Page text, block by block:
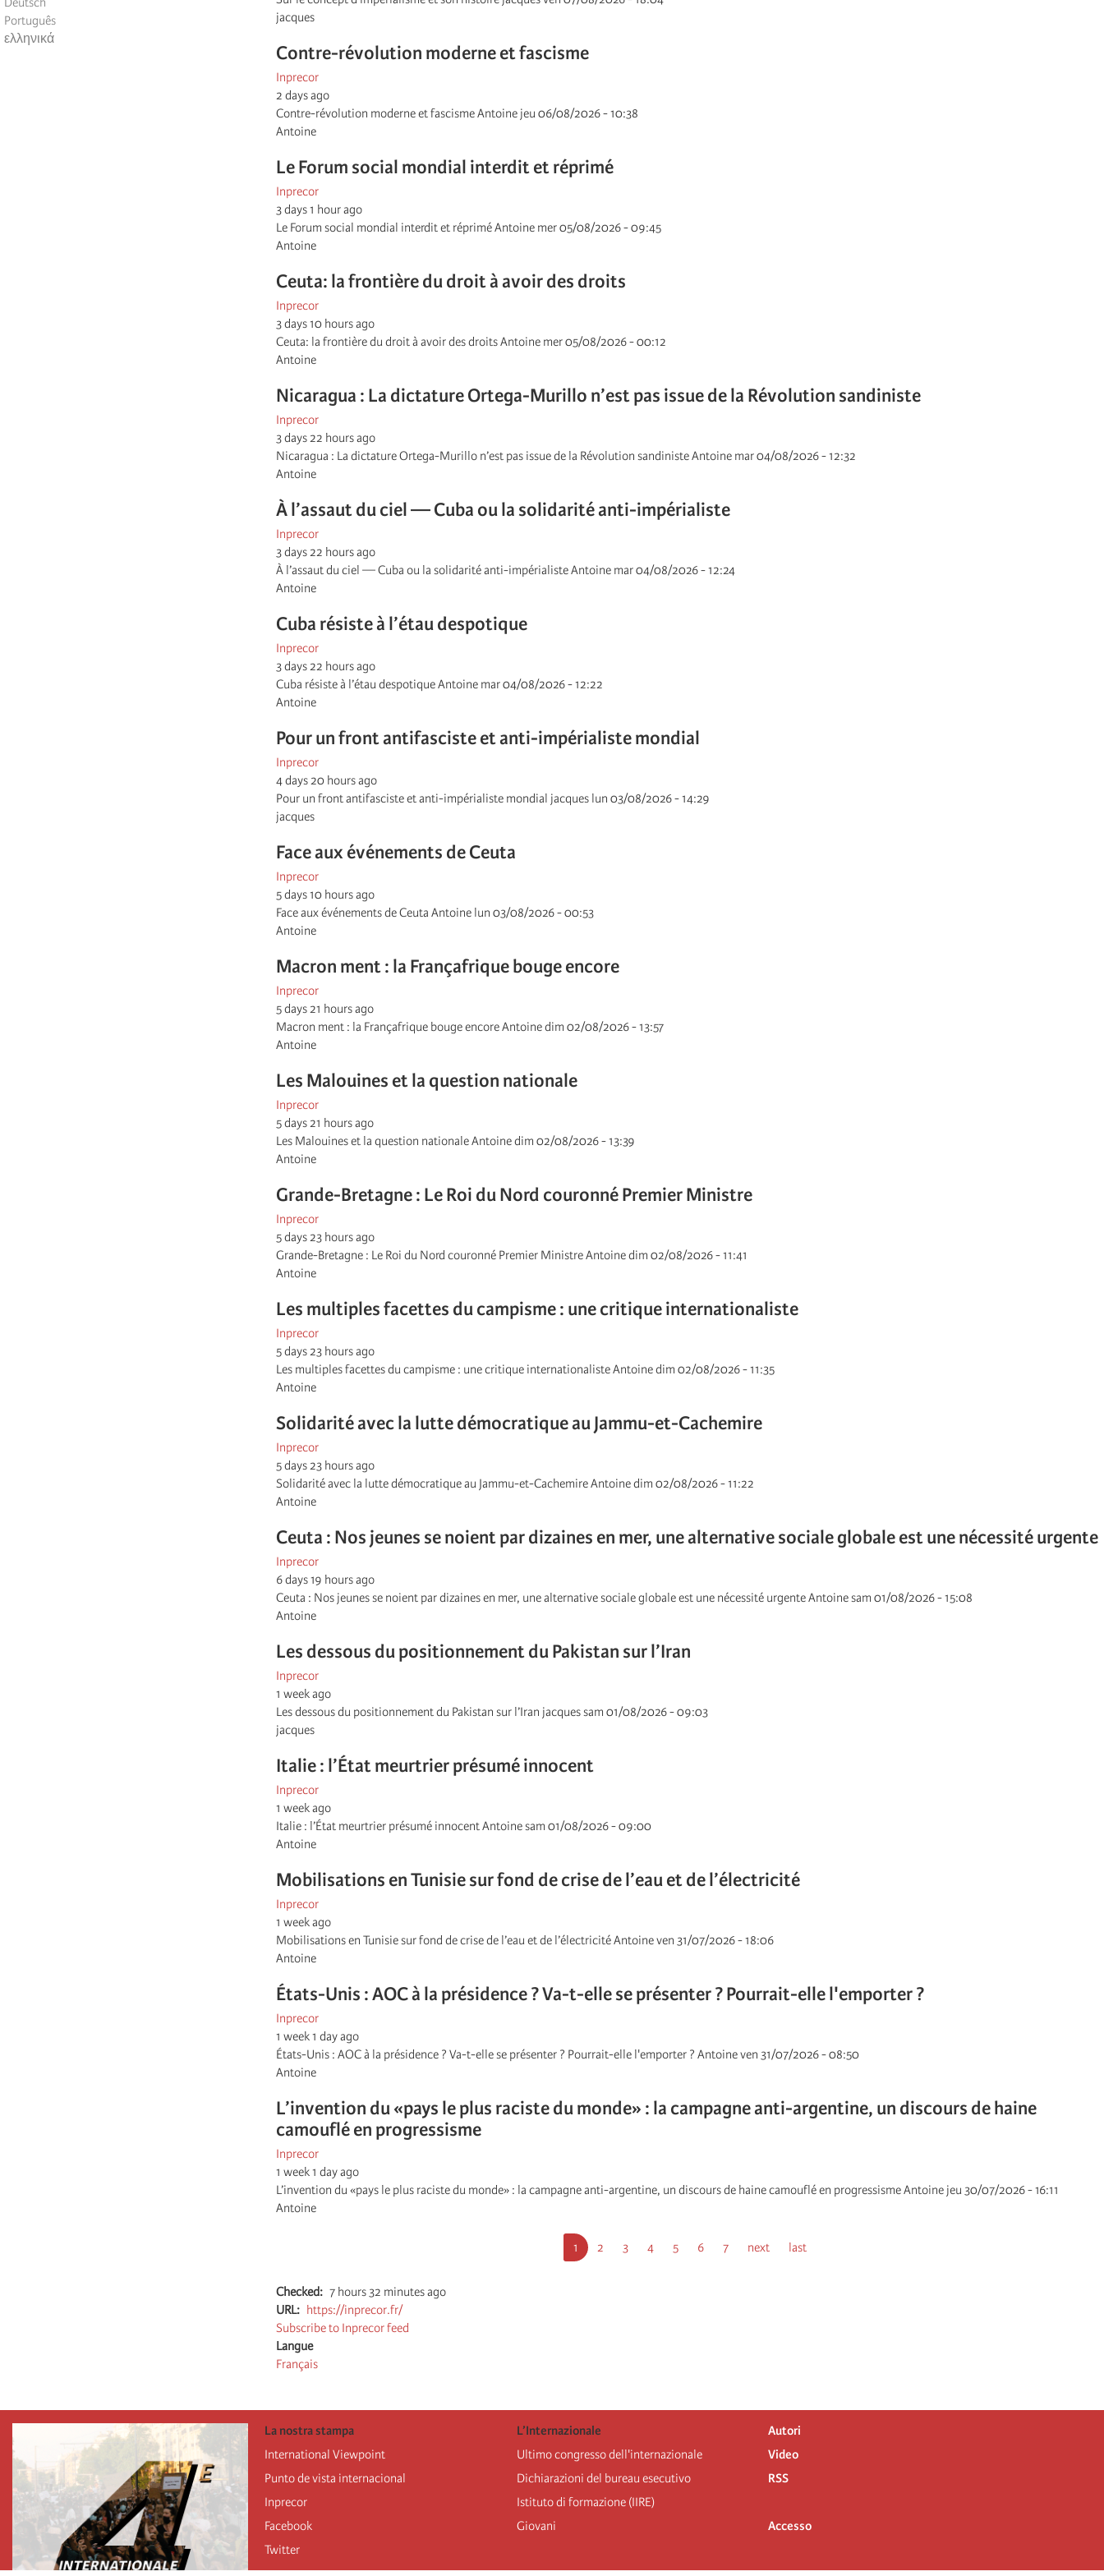
Português
ελληνικά
jacques
Contre-révolution moderne et fascisme
Inprecor
2 days ago
Contre-révolution moderne et fascisme Antoine jeu 06/08/2026 - 10:38
Antoine
Le Forum social mondial interdit et réprimé
Inprecor
3 days 1 hour ago
Le Forum social mondial interdit et réprimé Antoine mer 05/08/2026 - 09:45
Antoine
Ceuta: la frontière du droit à avoir des droits
Inprecor
3 days 10 hours ago
Ceuta: la frontière du droit à avoir des droits Antoine mer 05/08/2026 - 00:12
Antoine
Nicaragua : La dictature Ortega-Murillo n’est pas issue de la Révolution sandiniste
Inprecor
3 days 22 hours ago
Nicaragua : La dictature Ortega-Murillo n’est pas issue de la Révolution sandiniste Antoine mar 04/08/2026 - 12:32
Antoine
À l’assaut du ciel — Cuba ou la solidarité anti-impérialiste
Inprecor
3 days 22 hours ago
À l’assaut du ciel — Cuba ou la solidarité anti-impérialiste Antoine mar 04/08/2026 - 12:24
Antoine
Cuba résiste à l’étau despotique
Inprecor
3 days 22 hours ago
Cuba résiste à l’étau despotique Antoine mar 04/08/2026 - 12:22
Antoine
Pour un front antifasciste et anti-impérialiste mondial
Inprecor
4 days 20 hours ago
Pour un front antifasciste et anti-impérialiste mondial jacques lun 03/08/2026 - 14:29
jacques
Face aux événements de Ceuta
Inprecor
5 days 10 hours ago
Face aux événements de Ceuta Antoine lun 03/08/2026 - 00:53
Antoine
Macron ment : la Françafrique bouge encore
Inprecor
5 days 21 hours ago
Macron ment : la Françafrique bouge encore Antoine dim 02/08/2026 - 13:57
Antoine
Les Malouines et la question nationale
Inprecor
5 days 21 hours ago
Les Malouines et la question nationale Antoine dim 02/08/2026 - 13:39
Antoine
Grande-Bretagne : Le Roi du Nord couronné Premier Ministre
Inprecor
5 days 23 hours ago
Grande-Bretagne : Le Roi du Nord couronné Premier Ministre Antoine dim 02/08/2026 - 11:41
Antoine
Les multiples facettes du campisme : une critique internationaliste
Inprecor
5 days 23 hours ago
Les multiples facettes du campisme : une critique internationaliste Antoine dim 02/08/2026 - 11:35
Antoine
Solidarité avec la lutte démocratique au Jammu-et-Cachemire
Inprecor
5 days 23 hours ago
Solidarité avec la lutte démocratique au Jammu-et-Cachemire Antoine dim 02/08/2026 - 11:22
Antoine
Ceuta : Nos jeunes se noient par dizaines en mer, une alternative sociale globale est une nécessité urgente
Inprecor
6 days 19 hours ago
Ceuta : Nos jeunes se noient par dizaines en mer, une alternative sociale globale est une nécessité urgente Antoine sam 01/08/2026 - 15:08
Antoine
Les dessous du positionnement du Pakistan sur l’Iran
Inprecor
1 week ago
Les dessous du positionnement du Pakistan sur l’Iran jacques sam 01/08/2026 - 09:03
jacques
Italie : l’État meurtrier présumé innocent
Inprecor
1 week ago
Italie : l’État meurtrier présumé innocent Antoine sam 01/08/2026 - 09:00
Antoine
Mobilisations en Tunisie sur fond de crise de l’eau et de l’électricité
Inprecor
1 week ago
Mobilisations en Tunisie sur fond de crise de l’eau et de l’électricité Antoine ven 31/07/2026 - 18:06
Antoine
États-Unis : AOC à la présidence ? Va-t-elle se présenter ? Pourrait-elle l'emporter ?
Inprecor
1 week 1 day ago
États-Unis : AOC à la présidence ? Va-t-elle se présenter ? Pourrait-elle l'emporter ? Antoine ven 31/07/2026 - 08:50
Antoine
L’invention du «pays le plus raciste du monde» : la campagne anti-argentine, un discours de haine
camouflé en progressisme
Inprecor
1 week 1 day ago
L’invention du «pays le plus raciste du monde» : la campagne anti-argentine, un discours de haine camouflé en progressisme Antoine jeu 30/07/2026 - 16:11
Antoine
Current
page
1 Pagina
2 Pagina
3 Pagina
4 Pagina
5 Pagina
6 Pagina
7
Next
next
Last
last
Checked
7 hours 32 minutes ago
URL
https://inprecor.fr/
Subscribe to Inprecor feed
Langue
Français
La nostra stampa
International Viewpoint
Punto de vista internacional
Inprecor
Facebook
Twitter
L’Internazionale
Ultimo congresso dell'internazionale
Dichiarazioni del bureau esecutivo
Istituto di formazione (IIRE)
Giovani
Autori
Video
RSS
Accesso